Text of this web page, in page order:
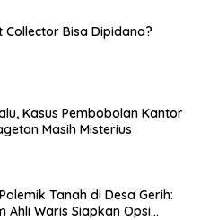
Collector Bisa Dipidana?
Kasus Pembobolan Kantor
Masih Misterius
Tanah di Desa Gerih:
Ahli Waris Siapkan Opsi